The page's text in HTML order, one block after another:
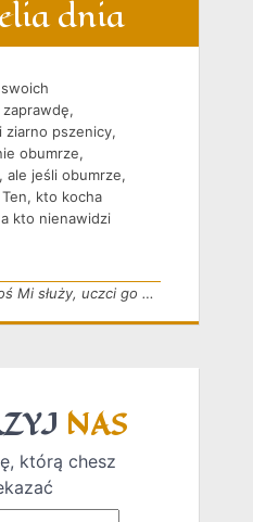
dnia
ziarno pszenicy,
obumrze,
ale jeśli obumrze,
kto kocha
kto nienawidzi
J 12, 24-26 Jeśli ktoś Mi służy, uczci go mój Ojciec
NAS
którą chesz